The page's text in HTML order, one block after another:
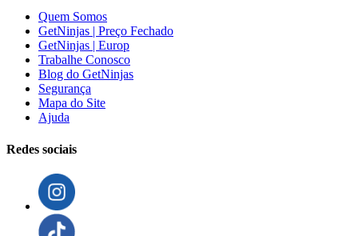
Quem Somos
GetNinjas | Preço Fechado
GetNinjas | Europ
Trabalhe Conosco
Blog do GetNinjas
Segurança
Mapa do Site
Ajuda
Redes sociais